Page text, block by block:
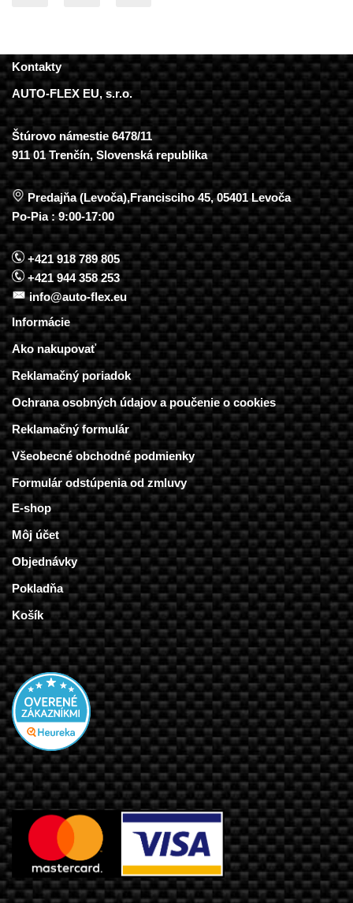
Kontakty
AUTO-FLEX EU, s.r.o.
Štúrovo námestie 6478/11
911 01 Trenčín, Slovenská republika
Predajňa (Levoča),Francisciho 45, 05401 Levoča
Po-Pia : 9:00-17:00
+421 918 789 805
+421 944 358 253
info@auto-flex.eu
Informácie
Ako nakupovať
Reklamačný poriadok
Ochrana osobných údajov a poučenie o cookies
Reklamačný formulár
Všeobecné obchodné podmienky
Formulár odstúpenia od zmluvy
E-shop
Môj účet
Objednávky
Pokladňa
Košík